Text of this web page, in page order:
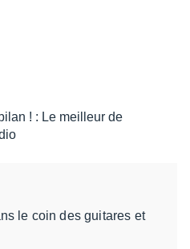
le coin des guitares et